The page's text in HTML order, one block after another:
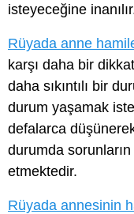
isteyeceğine
Rüyada anne
karşı daha bir
daha sıkıntılı bir
durum yaşamak
defalarca
durumda
etmektedir.
Rüyada annesinin